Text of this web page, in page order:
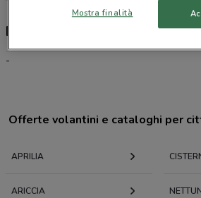
Eolo, offerte e negozi
-
Offerte volantini e cataloghi per
APRILIA
ARICCIA
Mostra finalità